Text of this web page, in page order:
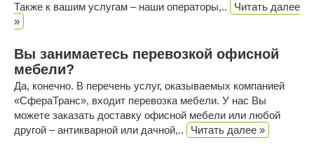
Также к вашим услугам – наши операторы,..
Читать далее
»
Вы занимаетесь перевозкой офисной
мебели?
Да, конечно. В перечень услуг, оказываемых компанией
«СфераТранс», входит перевозка мебели. У нас Вы
можете заказать доставку офисной мебели или любой
другой – антикварной или дачной,..
Читать далее »